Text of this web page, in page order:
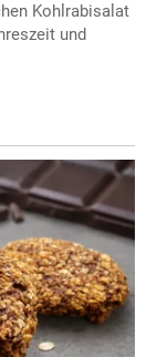
Kohlrabisalat
und